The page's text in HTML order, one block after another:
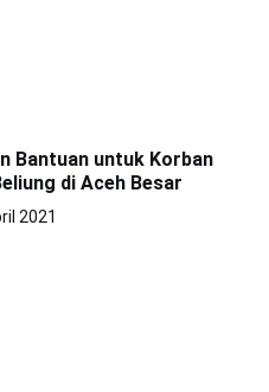
Bantuan untuk Korban
di Aceh Besar
2021